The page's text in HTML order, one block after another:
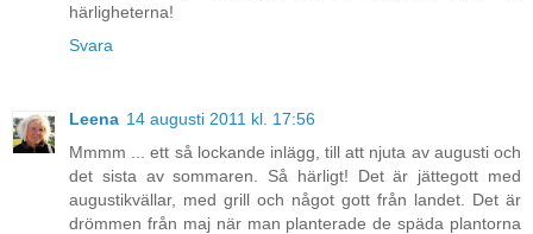
härligheterna!
Svara
Leena 14 augusti 2011 kl. 17:56
Mmmm ... ett så lockande inlägg, till att njuta av augusti och
det sista av sommaren. Så härligt! Det är jättegott med
augustikvällar, med grill och något gott från landet. Det är
drömmen från maj när man planterade de späda plantorna